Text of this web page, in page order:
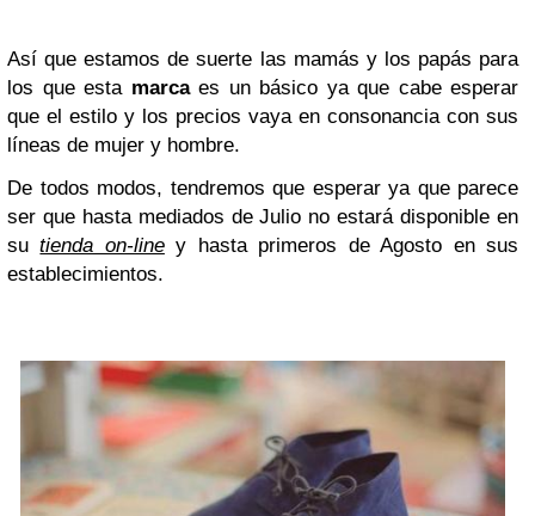
Así que estamos de suerte las mamás y los papás para
los que esta marcaes un básico ya que cabe esperar
que el estilo y los precios vaya en consonancia con sus
líneas de mujer y hombre.
De todos modos, tendremos que esperar ya que parece
ser que hasta mediados de Julio no estará disponible en
sutienda on-line y hasta primeros de Agosto en sus
establecimientos.